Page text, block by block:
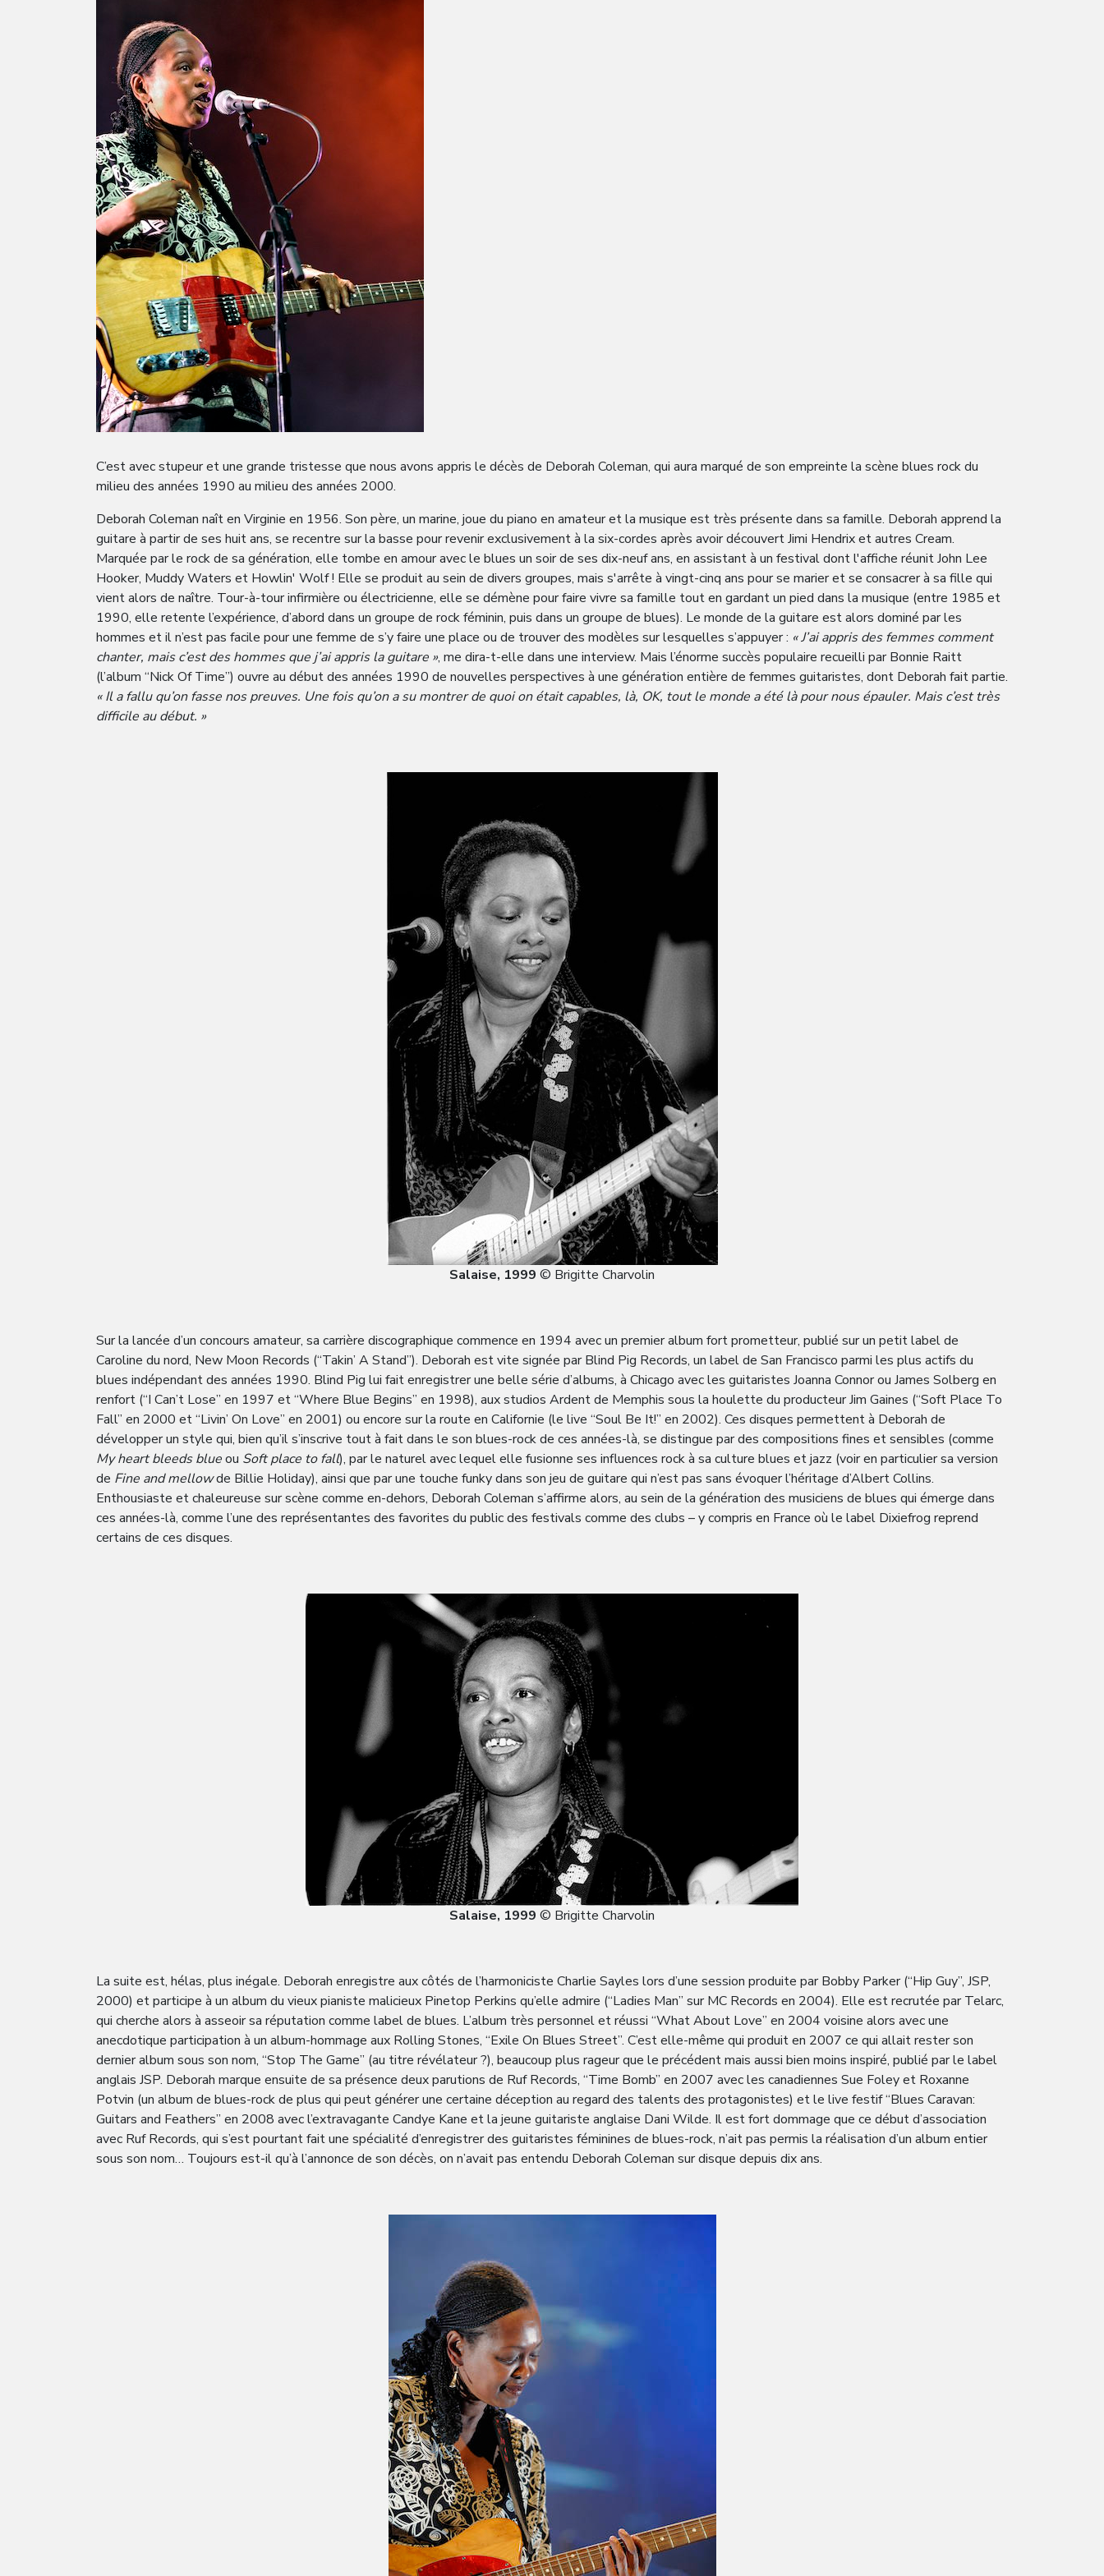
C’est avec stupeur et une grande tristesse que nous avons appris le décès de Deborah Coleman, qui aura marqué de son empreinte la scène blues rock du
milieu des années 1990 au milieu des années 2000.
Deborah Coleman naît en Virginie en 1956. Son père, un marine, joue du piano en amateur et la musique est très présente dans sa famille. Deborah apprend la
guitare à partir de ses huit ans, se recentre sur la basse pour revenir exclusivement à la six-cordes après avoir découvert Jimi Hendrix et autres Cream.
Marquée par le rock de sa génération, elle tombe en amour avec le blues un soir de ses dix-neuf ans, en assistant à un festival dont l'affiche réunit John Lee
Hooker, Muddy Waters et Howlin' Wolf ! Elle se produit au sein de divers groupes, mais s'arrête à vingt-cinq ans pour se marier et se consacrer à sa fille qui
vient alors de naître. Tour-à-tour infirmière ou électricienne, elle se démène pour faire vivre sa famille tout en gardant un pied dans la musique (entre 1985 et
1990, elle retente l’expérience, d’abord dans un groupe de rock féminin, puis dans un groupe de blues). Le monde de la guitare est alors dominé par les
hommes et il n’est pas facile pour une femme de s’y faire une place ou de trouver des modèles sur lesquelles s’appuyer : « J’ai appris des femmes comment
chanter, mais c’est des hommes que j’ai appris la guitare », me dira-t-elle dans une interview. Mais l’énorme succès populaire recueilli par Bonnie Raitt
(l’album “Nick Of Time”) ouvre au début des années 1990 de nouvelles perspectives à une génération entière de femmes guitaristes, dont Deborah fait partie.
« Il a fallu qu’on fasse nos preuves. Une fois qu’on a su montrer de quoi on était capables, là, OK, tout le monde a été là pour nous épauler. Mais c’est très
difficile au début. »
Salaise, 1999 © Brigitte Charvolin
Sur la lancée d’un concours amateur, sa carrière discographique commence en 1994 avec un premier album fort prometteur, publié sur un petit label de
Caroline du nord, New Moon Records (“Takin’ A Stand”). Deborah est vite signée par Blind Pig Records, un label de San Francisco parmi les plus actifs du
blues indépendant des années 1990. Blind Pig lui fait enregistrer une belle série d’albums, à Chicago avec les guitaristes Joanna Connor ou James Solberg en
renfort (“I Can’t Lose” en 1997 et “Where Blue Begins” en 1998), aux studios Ardent de Memphis sous la houlette du producteur Jim Gaines (“Soft Place To
Fall” en 2000 et “Livin’ On Love” en 2001) ou encore sur la route en Californie (le live “Soul Be It!” en 2002). Ces disques permettent à Deborah de
développer un style qui, bien qu’il s’inscrive tout à fait dans le son blues-rock de ces années-là, se distingue par des compositions fines et sensibles (comme
My heart bleeds blueou Soft place to fall), par le naturel avec lequel elle fusionne ses influences rock à sa culture blues et jazz (voir en particulier sa version
de Fine and mellowde Billie Holiday), ainsi que par une touche funky dans son jeu de guitare qui n’est pas sans évoquer l’héritage d’Albert Collins.
Enthousiaste et chaleureuse sur scène comme en-dehors, Deborah Coleman s’affirme alors, au sein de la génération des musiciens de blues qui émerge dans
ces années-là, comme l’une des représentantes des favorites du public des festivals comme des clubs – y compris en France où le label Dixiefrog reprend
certains de ces disques.
Salaise, 1999 © Brigitte Charvolin
La suite est, hélas, plus inégale. Deborah enregistre aux côtés de l’harmoniciste Charlie Sayles lors d’une session produite par Bobby Parker (“Hip Guy”, JSP,
2000) et participe à un album du vieux pianiste malicieux Pinetop Perkins qu’elle admire (“Ladies Man” sur MC Records en 2004). Elle est recrutée par Telarc,
qui cherche alors à asseoir sa réputation comme label de blues. L’album très personnel et réussi “What About Love” en 2004 voisine alors avec une
anecdotique participation à un album-hommage aux Rolling Stones, “Exile On Blues Street”. C’est elle-même qui produit en 2007 ce qui allait rester son
dernier album sous son nom, “Stop The Game” (au titre révélateur ?), beaucoup plus rageur que le précédent mais aussi bien moins inspiré, publié par le label
anglais JSP. Deborah marque ensuite de sa présence deux parutions de Ruf Records, “Time Bomb” en 2007 avec les canadiennes Sue Foley et Roxanne
Potvin (un album de blues-rock de plus qui peut générer une certaine déception au regard des talents des protagonistes) et le live festif “Blues Caravan:
Guitars and Feathers” en 2008 avec l’extravagante Candye Kane et la jeune guitariste anglaise Dani Wilde. Il est fort dommage que ce début d’association
avec Ruf Records, qui s’est pourtant fait une spécialité d’enregistrer des guitaristes féminines de blues-rock, n’ait pas permis la réalisation d’un album entier
sous son nom… Toujours est-il qu’à l’annonce de son décès, on n’avait pas entendu Deborah Coleman sur disque depuis dix ans.